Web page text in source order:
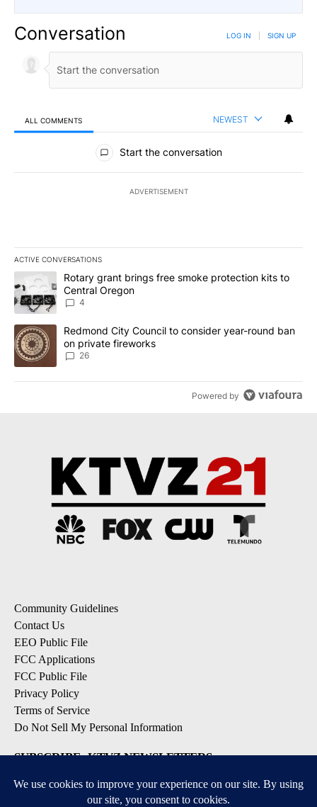
Conversation LOG IN SIGN UP
ALL COMMENTS NEWEST
All Comments
Start the conversation
ADVERTISEMENT
ACTIVE CONVERSATIONS
The following is a list of the most commented articles in the last
A trending article titled "Rotary grant brings free smoke
Rotary grant brings free smoke protection kits to
Central Oregon
4
A trending article titled "Redmond City Council to consider
Redmond City Council to consider year-round ban
on private fireworks
26
Powered by
Community Guidelines
Contact Us
EEO Public File
FCC Applications
FCC Public File
Privacy Policy
Terms of Service
Do Not Sell My Personal Information
SUBSCRIBE: KTVZ NEWSLETTERS